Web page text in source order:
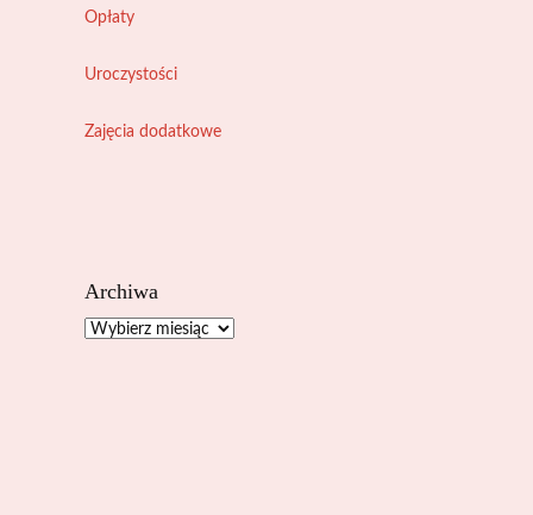
Opłaty
Uroczystości
Zajęcia dodatkowe
Archiwa
Archiwa